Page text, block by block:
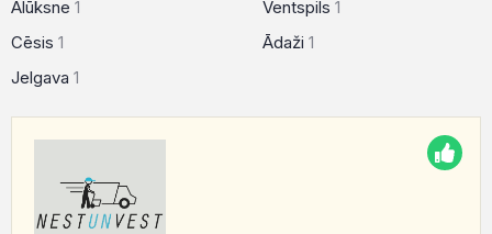
Alūksne 1
Cēsis 1
Jelgava 1
Ventspils 1
Ādaži 1